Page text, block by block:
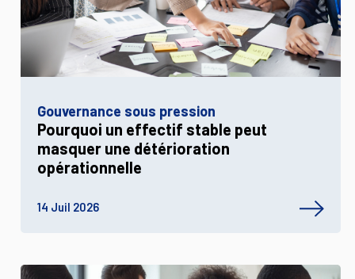
Gouvernance sous pression
Pourquoi un effectif stable peut
masquer une détérioration
opérationnelle
14 Juil 2026